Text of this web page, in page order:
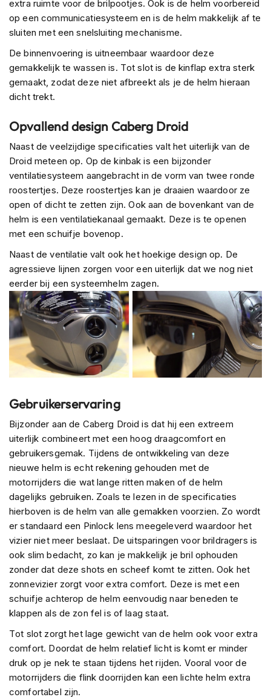
E
d
u
r
o
l
e
n
H
l
m
e
m
e
z
o
n
n
e
v
r
P
i
l
o
t
e
n
h
m
e
n
P
i
n
o
c
k
e
l
extra ruimte voor de brilpootjes. Ook is de helm voorbereid
op een communicatiesysteem en is de helm makkelijk af te
sluiten met een snelsluiting mechanisme.
De binnenvoering is uitneembaar waardoor deze
gemakkelijk te wassen is. Tot slot is de kinflap extra sterk
gemaakt, zodat deze niet afbreekt als je de helm hieraan
dicht trekt.
Opvallend design Caberg Droid
Naast de veelzijdige specificaties valt het uiterlijk van de
Droid meteen op. Op de kinbak is een bijzonder
ventilatiesysteem aangebracht in de vorm van twee ronde
roostertjes. Deze roostertjes kan je draaien waardoor ze
open of dicht te zetten zijn. Ook aan de bovenkant van de
helm is een ventilatiekanaal gemaakt. Deze is te openen
met een schuifje bovenop.
Naast de ventilatie valt ook het hoekige design op. De
agressieve lijnen zorgen voor een uiterlijk dat we nog niet
eerder bij een systeemhelm zagen.
Gebruikerservaring
Bijzonder aan de Caberg Droid is dat hij een extreem
uiterlijk combineert met een hoog draagcomfort en
gebruikersgemak. Tijdens de ontwikkeling van deze
nieuwe helm is echt rekening gehouden met de
motorrijders die wat lange ritten maken of de helm
dagelijks gebruiken. Zoals te lezen in de specificaties
hierboven is de helm van alle gemakken voorzien. Zo wordt
er standaard een Pinlock lens meegeleverd waardoor het
vizier niet meer beslaat. De uitsparingen voor brildragers is
ook slim bedacht, zo kan je makkelijk je bril ophouden
zonder dat deze shots en scheef komt te zitten. Ook het
zonnevizier zorgt voor extra comfort. Deze is met een
schuifje achterop de helm eenvoudig naar beneden te
klappen als de zon fel is of laag staat.
Tot slot zorgt het lage gewicht van de helm ook voor extra
comfort. Doordat de helm relatief licht is komt er minder
druk op je nek te staan tijdens het rijden. Vooral voor de
motorrijders die flink doorrijden kan een lichte helm extra
comfortabel zijn.